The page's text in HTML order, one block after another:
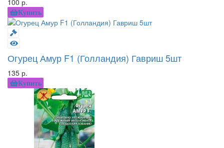
Купить
Огурец Амур F1 (Голландия) Гавриш 5шт
135 р.
Купить